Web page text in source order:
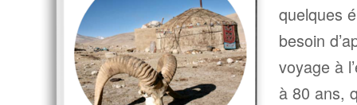
quelques
besoin
voyage à
à 80 ans,